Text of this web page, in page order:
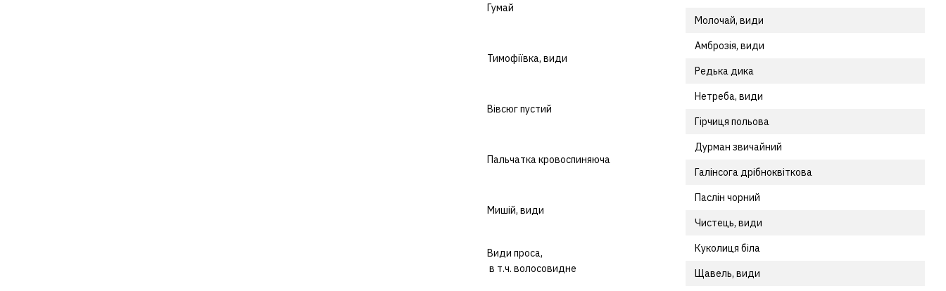
Гумай
Молочай, види
Тимофіївка, види
Амброзія, види
Редька дика
Вівсюг пустий
Нетреба, види
Гірчиця польова
Пальчатка кровоспиняюча
Дурман звичайний
Галінсога дрібноквіткова
Мишій, види
Паслін чорний
Чистець, види
Види проса,
в т.ч. волосовидне
Куколиця біла
Щавель, види